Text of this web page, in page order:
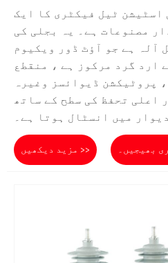
اسٹیشن ٹیل فیکٹری کا ایک
مصنوعات ہے۔ یہ بجلی کی
آلہ ہے جو آؤٹ ڈور ویکیوم
ارد گرد مرکوز ہے ، منقطع
پروٹیکشن ڈیوائسز وغیرہ
اعلی تحفظ کی سطح کے ساتھ
میں انسٹال ہوتا ہے۔
مزید دیکھیں >>